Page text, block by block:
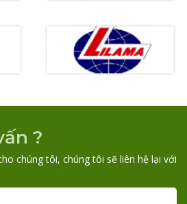
?
chúng tôi, chúng tôi sẽ liên hệ lại với